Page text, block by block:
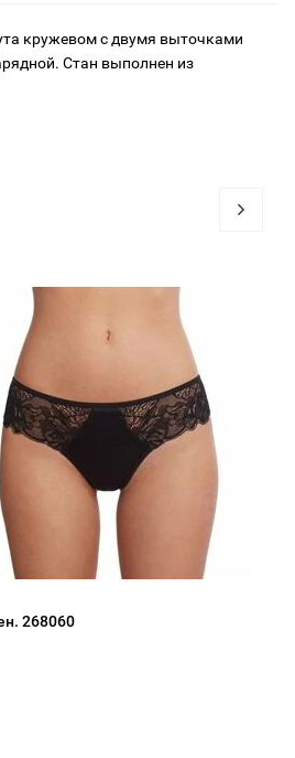
кружевом с двумя выточками
Стан выполнен из
268060